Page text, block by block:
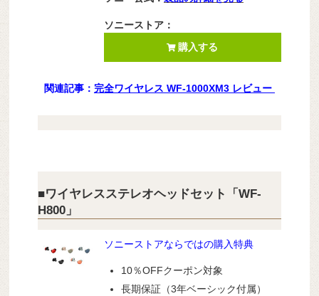
ソニーストア：
購入する
関連記事： 完全ワイヤレス WF-1000XM3 レビュー
■ワイヤレスステレオヘッドセット「WF-
H800」
ソニーストアならではの購入特典
10％OFFクーポン対象
長期保証（3年ベーシック付属）